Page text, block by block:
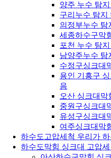
양주 누수 탐
구리누수 탐지
의정부누수 탐
세종하수구막
포천 누수 탐
남양주누수 탐
수정구싱크대
용인 기흥구
음
오산 싱크대막
중원구싱크대
유성구싱크대
여주싱크대막
하수도고압세척 우리가 하
하수도막힘 싱크대 고압세